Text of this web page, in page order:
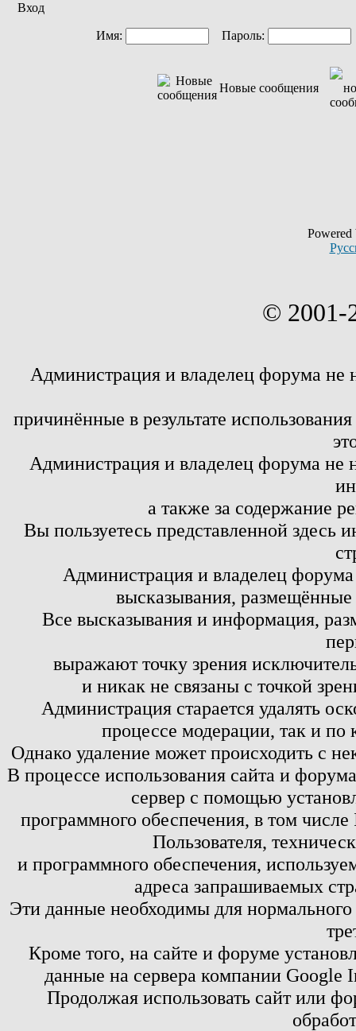
Вход
Имя: Пароль:
Новые сообщения
© 2001-
Администрация и владелец форума не
причинённые в результате
Администрация и владелец форума не
а также за содержание
Вы пользуетесь представленной здесь
Администрация и владелец
высказывания,
Все высказывания и информация,
выражают точку зрения
и никак не связаны с точкой
Администрация старается удалять
процессе модерации, так и по
Однако удаление может происходить с
В процессе использования сайта и
сервер с помощью
программного обеспечения, в том
Пользователя,
и программного обеспечения,
адреса запрашиваемых
Эти данные необходимы для
Кроме того, на сайте и форуме
данные на сервера компании
Продолжая использовать сайт или